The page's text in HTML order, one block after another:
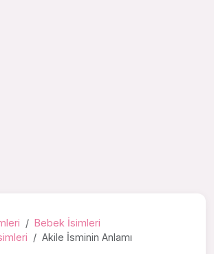
Bebek İsimleri
Akile İsminin Anlamı